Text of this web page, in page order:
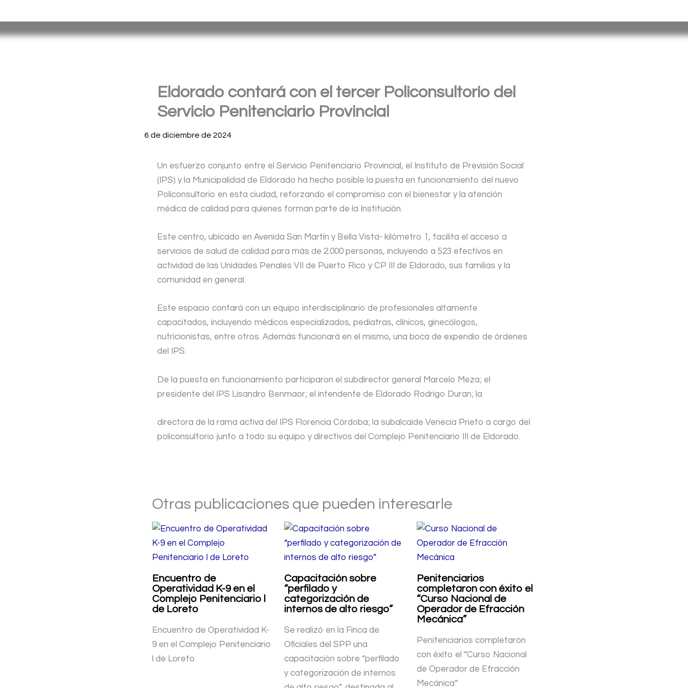
al
contenido
Eldorado contará con el tercer Policonsultorio del
Servicio Penitenciario Provincial
6 de diciembre de 2024
Un esfuerzo conjunto entre el Servicio Penitenciario Provincial, el Instituto de Previsión Social
(IPS) y la Municipalidad de Eldorado ha hecho posible la puesta en funcionamiento del nuevo
Policonsultorio en esta ciudad, reforzando el compromiso con el bienestar y la atención
médica de calidad para quienes forman parte de la Institución.
Este centro, ubicado en Avenida San Martín y Bella Vista- kilómetro 1, facilita el acceso a
servicios de salud de calidad para más de 2.000 personas, incluyendo a 523 efectivos en
actividad de las Unidades Penales VII de Puerto Rico y CP III de Eldorado, sus familias y la
comunidad en general.
Este espacio contará con un equipo interdisciplinario de profesionales altamente
capacitados, incluyendo médicos especializados, pediatras, clínicos, ginecólogos,
nutricionistas, entre otros. Además funcionará en el mismo, una boca de expendio de órdenes
del IPS.
De la puesta en funcionamiento participaron el subdirector general Marcelo Meza; el
presidente del IPS Lisandro Benmaor; el intendente de Eldorado Rodrigo Duran; la
directora de la rama activa del IPS Florencia Córdoba; la subalcaide Venecia Prieto a cargo del
policonsultorio junto a todo su equipo y directivos del Complejo Penitenciario III de Eldorado.
Otras publicaciones que pueden interesarle
Encuentro de
Operatividad K-9 en el
Complejo Penitenciario l
de Loreto
Encuentro de Operatividad K-
9 en el Complejo Penitenciario
l de Loreto
Capacitación sobre
“perfilado y
categorización de
internos de alto riesgo”
Se realizó en la Finca de
Oficiales del SPP una
capacitación sobre “perfilado
y categorización de internos
Penitenciarios
completaron con éxito el
“Curso Nacional de
Operador de Efracción
Mecánica”
Penitenciarios completaron
con éxito el “Curso Nacional
de Operador de Efracción
Mecánica”